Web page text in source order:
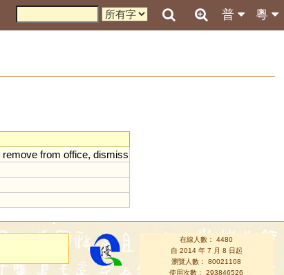
粵
普
remove from office, dismiss
在線人數： 4480
自 2014 年 7 月 8 日起
瀏覽人數： 80021108
使用次數： 293846526